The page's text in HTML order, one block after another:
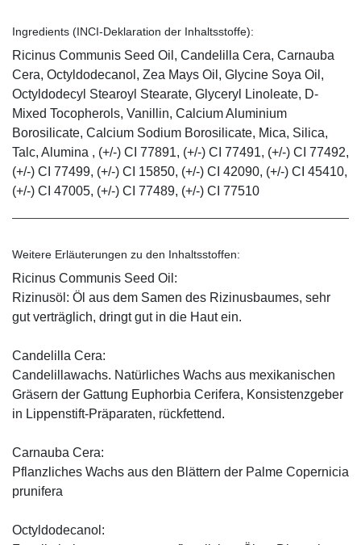
Ingredients (INCI-Deklaration der Inhaltsstoffe):
Ricinus Communis Seed Oil, Candelilla Cera, Carnauba
Cera, Octyldodecanol, Zea Mays Oil, Glycine Soya Oil,
Octyldodecyl Stearoyl Stearate, Glyceryl Linoleate, D-
Mixed Tocopherols, Vanillin, Calcium Aluminium
Borosilicate, Calcium Sodium Borosilicate, Mica, Silica,
Talc, Alumina , (+/-) CI 77891, (+/-) CI 77491, (+/-) CI 77492,
(+/-) CI 77499, (+/-) CI 15850, (+/-) CI 42090, (+/-) CI 45410,
(+/-) CI 47005, (+/-) CI 77489, (+/-) CI 77510
Weitere Erläuterungen zu den Inhaltsstoffen:
Ricinus Communis Seed Oil:
Rizinusöl: Öl aus dem Samen des Rizinusbaumes, sehr
gut verträglich, dringt gut in die Haut ein.
Candelilla Cera:
Candelillawachs. Natürliches Wachs aus mexikanischen
Gräsern der Gattung Euphorbia Cerifera, Konsistenzgeber
in Lippenstift-Präparaten, rückfettend.
Carnauba Cera:
Pflanzliches Wachs aus den Blättern der Palme Copernicia
prunifera
Octyldodecanol: